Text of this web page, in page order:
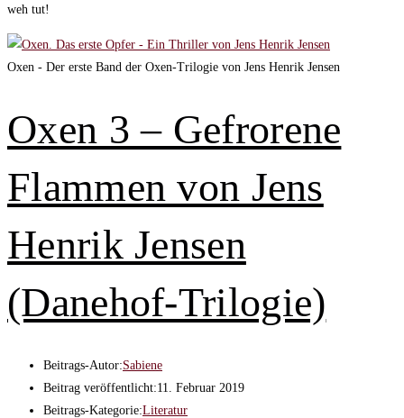
weh tut!
Oxen - Der erste Band der Oxen-Trilogie von Jens Henrik Jensen
Oxen 3 – Gefrorene
Flammen von Jens
Henrik Jensen
(Danehof-Trilogie)
Beitrags-Autor:Sabiene
Beitrag veröffentlicht:11. Februar 2019
Beitrags-Kategorie:Literatur